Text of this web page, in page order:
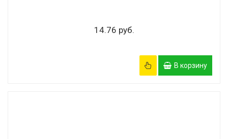
14.76 руб.
В корзину